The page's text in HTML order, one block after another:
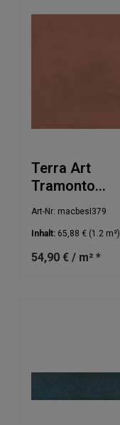
Terra Art
Tramonto
20x20cm
Art-Nr: macbesI379
Inhalt: 65,88 € (1.2 m²)
54,90 € / m² *